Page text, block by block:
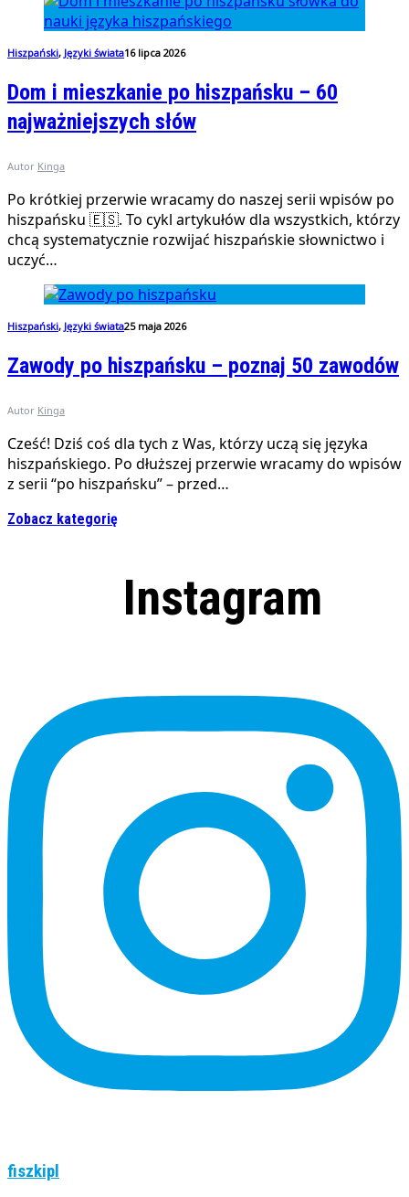
Hiszpański, Języki świata16 lipca 2026
Dom i mieszkanie po hiszpańsku – 60
najważniejszych słów
Autor Kinga
Po krótkiej przerwie wracamy do naszej serii wpisów po
hiszpańsku 🇪🇸. To cykl artykułów dla wszystkich, którzy
chcą systematycznie rozwijać hiszpańskie słownictwo i
uczyć…
Hiszpański, Języki świata25 maja 2026
Zawody po hiszpańsku – poznaj 50 zawodów
Autor Kinga
Cześć! Dziś coś dla tych z Was, którzy uczą się języka
hiszpańskiego. Po dłuższej przerwie wracamy do wpisów
z serii “po hiszpańsku” – przed…
Zobacz kategorię
Instagram
fiszkipl